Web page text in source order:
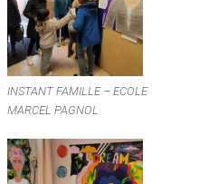
INSTANT FAMILLE – ECOLE
MARCEL PAGNOL